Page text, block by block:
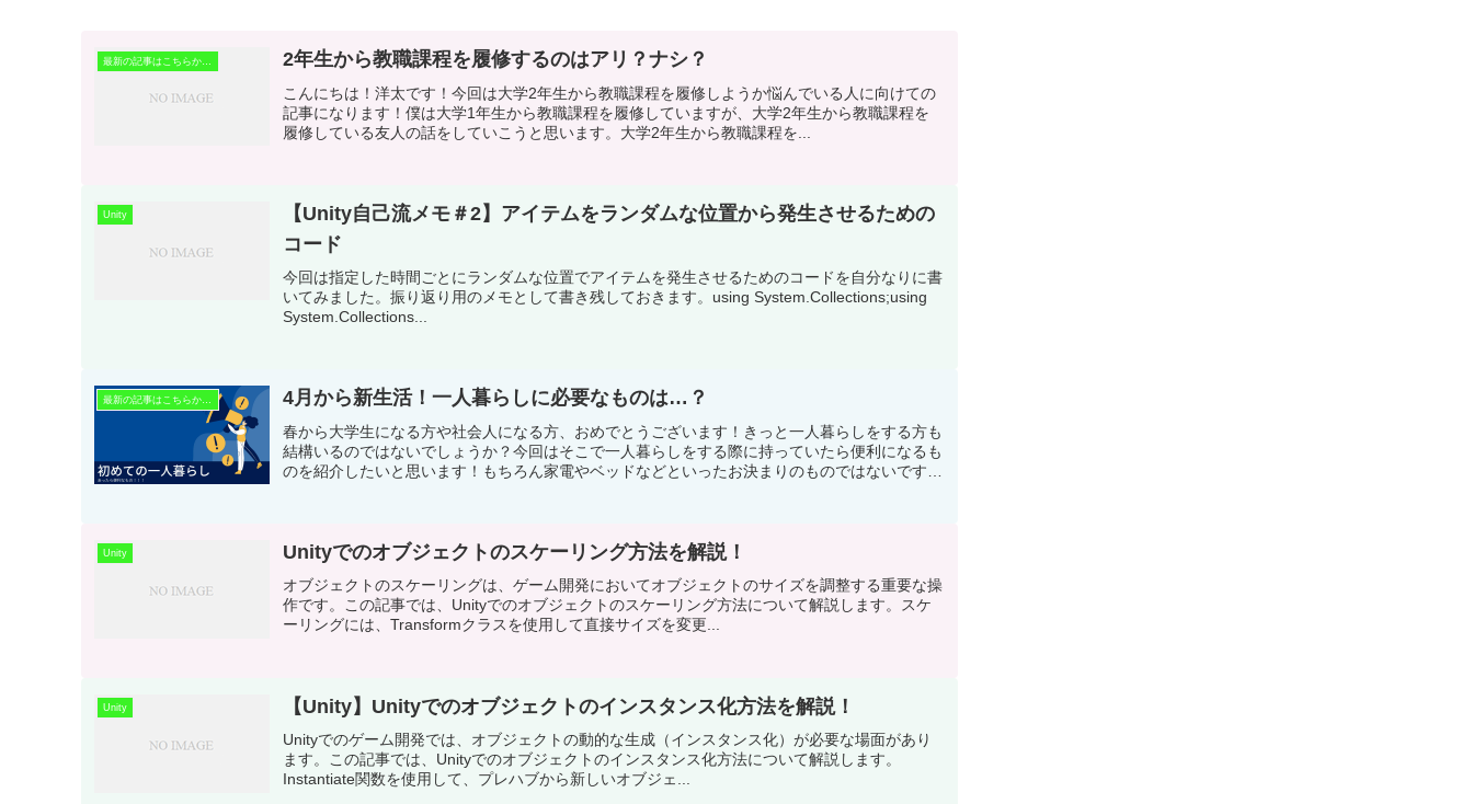
2年生から教職課程を履修するのはアリ？ナシ？
こんにちは！洋太です！今回は大学2年生から教職課程を履修しようか悩んでいる人に向けての
記事になります！僕は大学1年生から教職課程を履修していますが、大学2年生から教職課程を
履修している友人の話をしていこうと思います。大学2年生から教職課程を...
Unity
【Unity自己流メモ＃2】アイテムをランダムな位置から発生させるための
コード
今回は指定した時間ごとにランダムな位置でアイテムを発生させるためのコードを自分なりに書
いてみました。振り返り用のメモとして書き残しておきます。using System.Collections;using
System.Collections...
4月から新生活！一人暮らしに必要なものは…？
春から大学生になる方や社会人になる方、おめでとうございます！きっと一人暮らしをする方も
結構いるのではないでしょうか？今回はそこで一人暮らしをする際に持っていたら便利になるも
のを紹介したいと思います！もちろん家電やベッドなどといったお決まりのものではないです
Unity Unityでのオブジェクトのスケーリング方法を解説！
オブジェクトのスケーリングは、ゲーム開発においてオブジェクトのサイズを調整する重要な操
作です。この記事では、Unityでのオブジェクトのスケーリング方法について解説します。スケ
ーリングには、Transformクラスを使用して直接サイズを変更...
Unity 【Unity】Unityでのオブジェクトのインスタンス化方法を解説！
Unityでのゲーム開発では、オブジェクトの動的な生成（インスタンス化）が必要な場面があり
ます。この記事では、Unityでのオブジェクトのインスタンス化方法について解説します。
Instantiate関数を使用して、プレハブから新しいオブジェ...